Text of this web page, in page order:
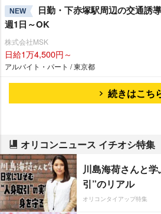
NEW
日勤・下赤塚駅周辺の交通誘
週1日～OK
株式会社MSK
日給1万4,500円～
アルバイト・パート / 東京都
続きはこち
オリコンニュース イチオシ特集
川島海荷さんと
引”のリアル
オリコンタイアップ特集